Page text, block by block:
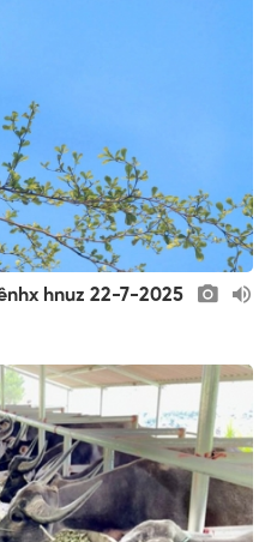
hnuz 22-7-2025